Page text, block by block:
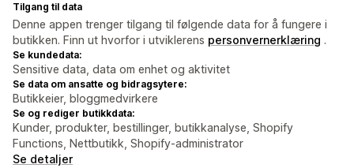
Tilgang til data
Denne appen trenger tilgang til følgende data for å fungere i
butikken. Finn ut hvorfor i utviklerens personvernerklæring .
Se kundedata:
Sensitive data, data om enhet og aktivitet
Se data om ansatte og bidragsytere:
Butikkeier, bloggmedvirkere
Se og rediger butikkdata:
Kunder, produkter, bestillinger, butikkanalyse, Shopify
Functions, Nettbutikk, Shopify-administrator
Se detaljer